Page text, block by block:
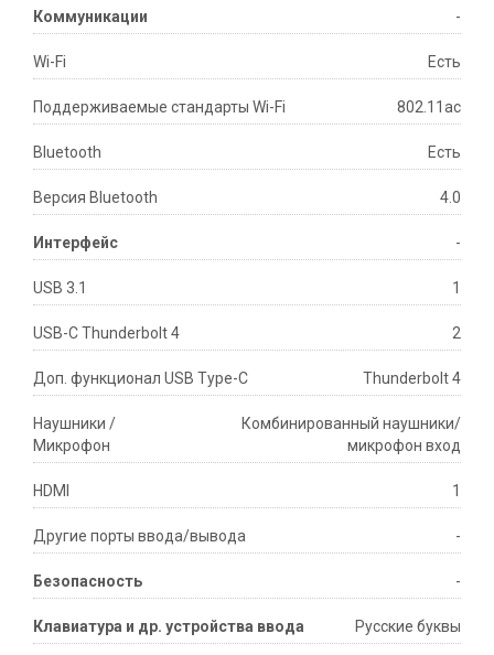
Коммуникации -
Wi-Fi Есть
Поддерживаемые стандарты Wi-Fi 802.11ac
Bluetooth Есть
Версия Bluetooth 4.0
Интерфейс -
USB 3.1 1
USB-C Thunderbolt 4 2
Доп. функционал USB Type-C Thunderbolt 4
Наушники /
Микрофон
Комбинированный наушники/
микрофон вход
HDMI 1
Другие порты ввода/вывода -
Безопасность -
Клавиатура и др. устройства ввода Русские буквы